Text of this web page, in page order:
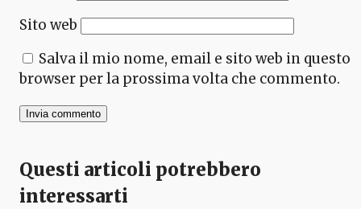
Sito web
Salva il mio nome, email e sito web in questo
browser per la prossima volta che commento.
Questi articoli potrebbero
interessarti